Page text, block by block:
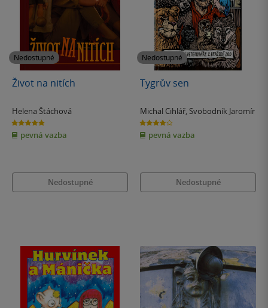
Nedostupné
Život na nitích
Helena Štáchová
5.0
z
5
hvězdiček
pevná vazba
Nedostupné
Nedostupné
Tygrův sen
Michal Cihlář, Svobodník Jaromír
4.0
z
5
hvězdiček
pevná vazba
Nedostupné